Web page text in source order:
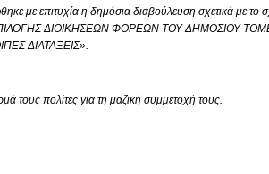
με επιτυχία η δημόσια διαβούλευση σχετικά με το
ΔΙΟΙΚΗΣΕΩΝ ΦΟΡΕΩΝ ΤΟΥ ΔΗΜΟΣΙΟΥ
ΔΙΑΤΑΞΕΙΣ».
τους πολίτες για τη μαζική συμμετοχή τους.